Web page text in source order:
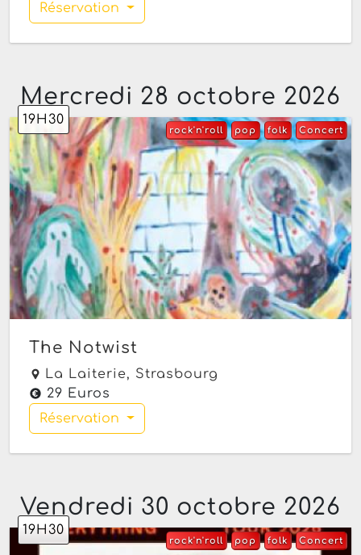
Réservation
Mercredi 28 octobre 2026
19H30
Concert
folk
pop
rock'n'roll
The Notwist
La Laiterie, Strasbourg
29 Euros
Réservation
Vendredi 30 octobre 2026
19H30
Concert
folk
pop
rock'n'roll